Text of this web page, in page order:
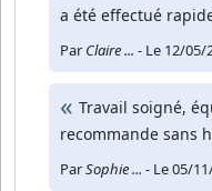
a été effectué
Par Claire ... - Le 12/05/
Travail soigné,
recommande sans
ParSophie ... - Le 05/